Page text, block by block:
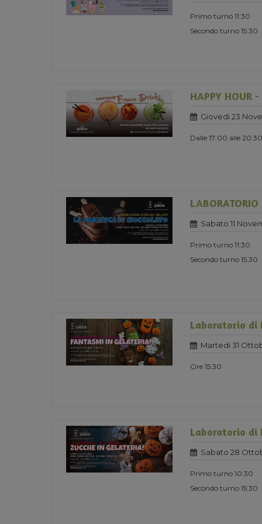
Primo turno 11:30
Secondo turno 15:30
HAPPY HOUR
Giovedi 23
Dalle 17:00 alle 20:30
Sabato 11
Primo turno 11:30
Secondo turno 15:30
Laboratorio di
Martedi 31
Ore 15:30
Laboratorio di
Sabato 28
Primo turno 10:30
Secondo turno 15:30